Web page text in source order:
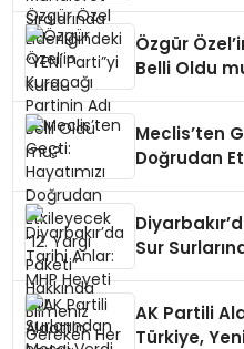
Özgür
Belli Oldu
Meclis’ten
Doğrudan
Sur
AK Partili
Türkiye,